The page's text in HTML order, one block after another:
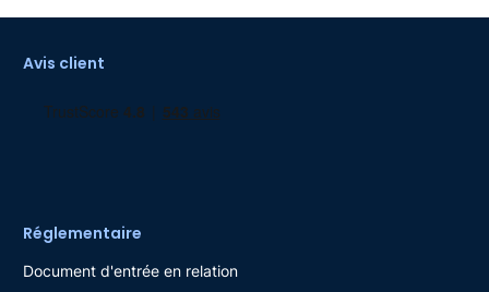
Avis client
Réglementaire
Document d'entrée en relation